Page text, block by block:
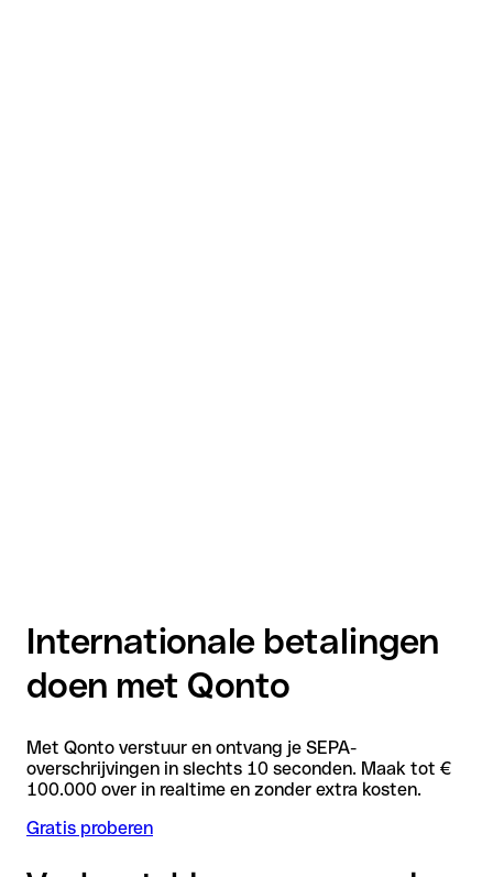
Internationale betalingen
doen met Qonto
Met Qonto verstuur en ontvang je SEPA-
overschrijvingen in slechts 10 seconden. Maak tot €
100.000 over in realtime en zonder extra kosten.
Gratis proberen